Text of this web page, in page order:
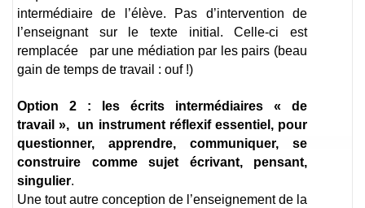
intermédiaire de l’élève. Pas d’intervention de
l’enseignant sur le texte initial. Celle-ci est
remplacée par une médiation par les pairs (beau
gain de temps de travail : ouf !)
Option 2 : les écrits intermédiaires « de
travail », un instrument réflexif essentiel, pour
questionner, apprendre, communiquer, se
construire comme sujet écrivant, pensant,
singulier.
Une tout autre conception de l’enseignement de la